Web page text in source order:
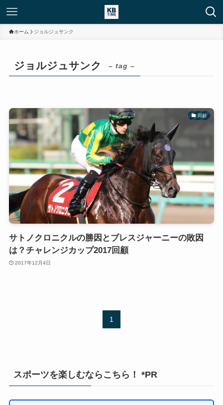
ホーム ジョルジュサンク
ジョルジュサンク – tag –
回顧
サトノクロニクルの勝因とブレスジャーニーの敗因
は？チャレンジカップ2017回顧
2017年12月4日
1
スポーツを楽しむならこちら！ *PR